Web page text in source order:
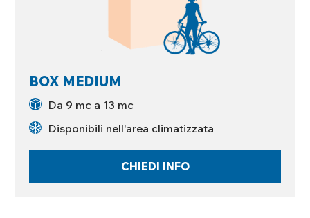
BOX MEDIUM
Da 9 mc a 13 mc
Disponibili nell'area climatizzata
CHIEDI INFO